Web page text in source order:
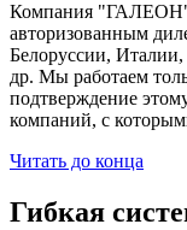
Компания "ГАЛЕОН"
авторизованным
Белоруссии,
др. Мы работаем
подтверждение
компаний, с
Читать до конца
Гибкая